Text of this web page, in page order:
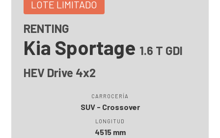
LOTE LIMITADO
RENTING
Kia Sportage 1.6 T GDI
HEV Drive 4x2
CARROCERÍA
SUV - Crossover
LONGITUD
4515 mm